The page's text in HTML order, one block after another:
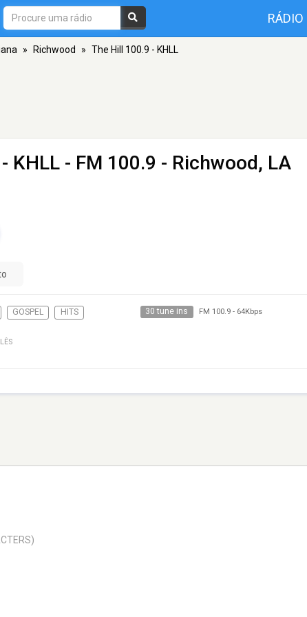
RÁDIO
» Richwood » The Hill 100.9 - KHLL
KHLL - FM 100.9 - Richwood, LA
GOSPEL HITS 30 tune ins FM 100.9- 64Kbps